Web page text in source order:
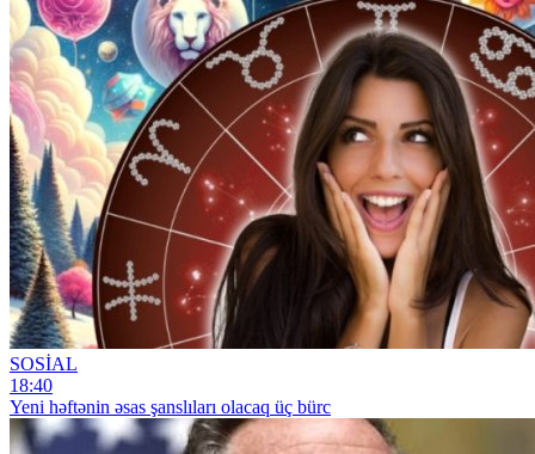
SOSİAL
18:40
Yeni həftənin əsas şanslıları olacaq üç bürc